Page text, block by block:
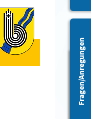
Barrierefreiheit
Fragen/Anregungen